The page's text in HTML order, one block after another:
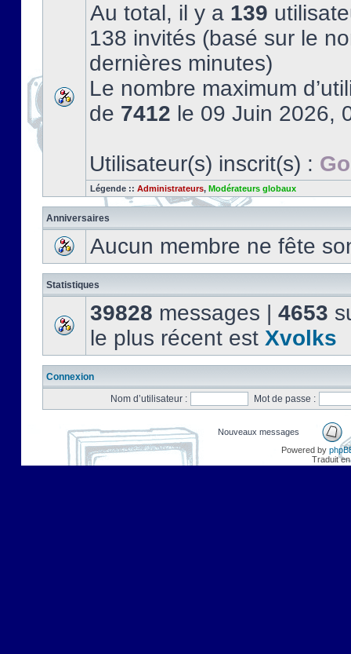
Au total, il y a 139
138 invités (basé sur le
dernières minutes)
Le nombre maximum
de 7412 le 09 Juin 2026,
Utilisateur(s) inscrit(s) :
Légende :: Administrateurs, Modérateurs globaux
Anniversaires
Aucun membre ne fête
Statistiques
39828 messages | 4653
le plus récent est Xvolks
Connexion
Nom d’utilisateur :
Mot de passe :
Nouveaux messages
Powered by
Traduit